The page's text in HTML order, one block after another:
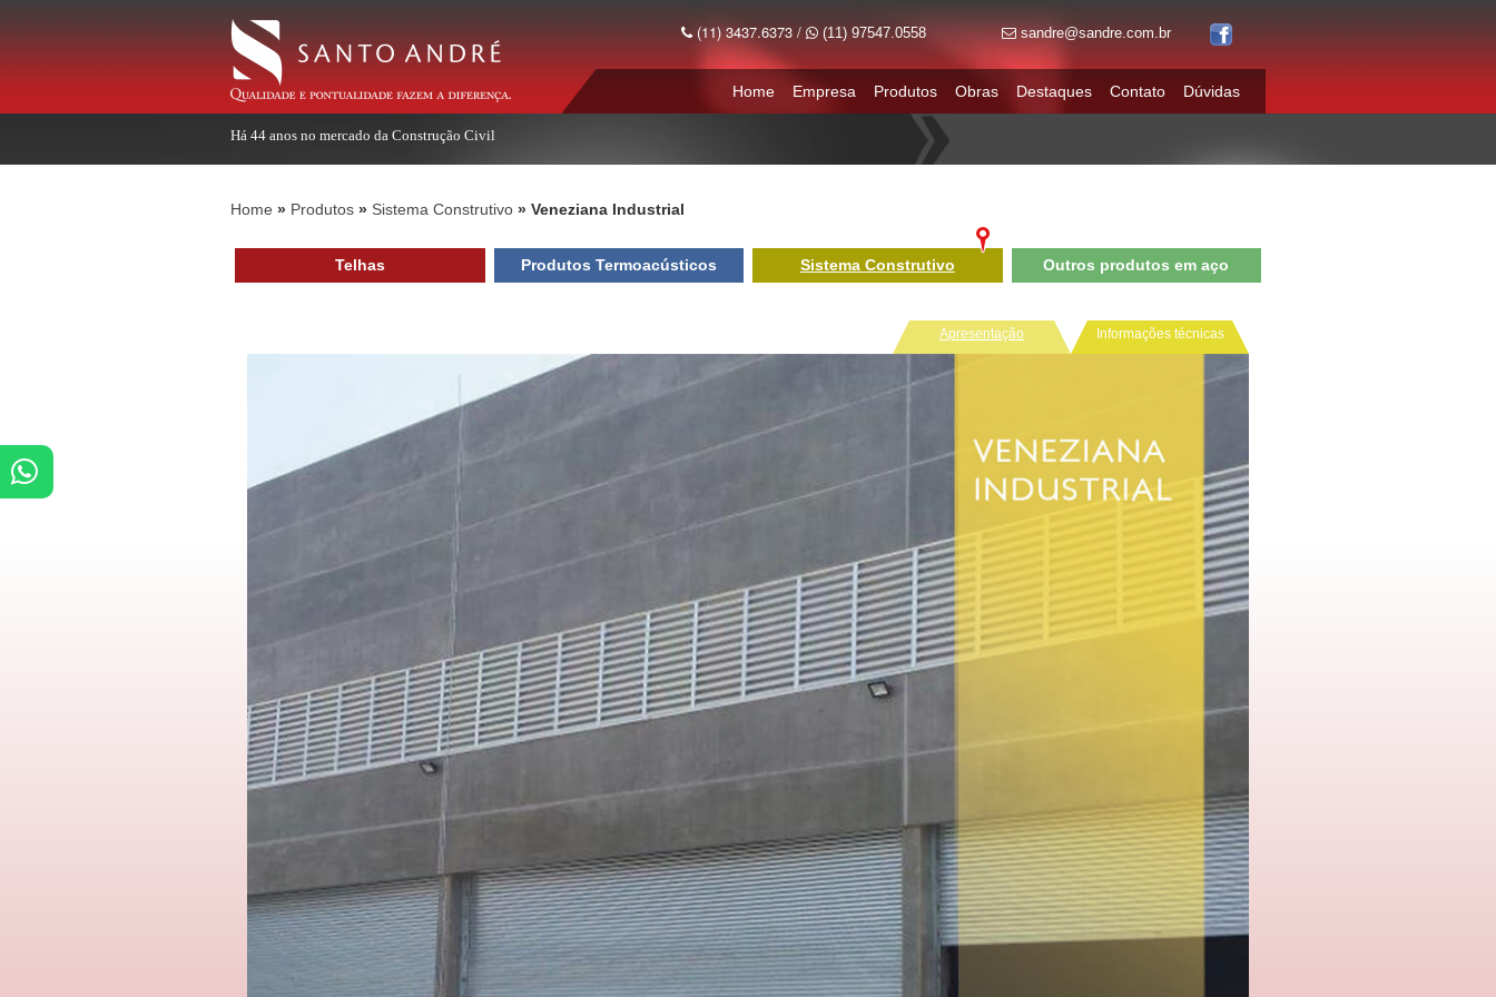
(11) 3437.6373 / (11) 97547.0558 sandre@sandre.com.br
Home Empresa Produtos Obras Destaques Contato Dúvidas
Há 44 anos no mercado da Construção Civil
Home Produtos Sistema Construtivo Veneziana Industrial
Telhas Produtos Termoacústicos Sistema Construtivo Outros produtos em aço
Apresentação Informações técnicas